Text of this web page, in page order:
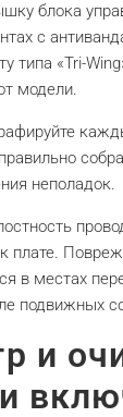
блока
с
типа «Tri-
модели.
неполадок.
плате.
в местах
подвижных
и